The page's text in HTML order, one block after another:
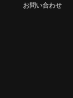
お問い合わせ